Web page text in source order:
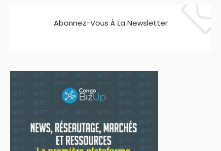
Abonnez-Vous À La Newsletter